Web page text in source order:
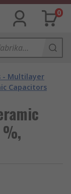
0
- Multilayer
Capacitors
%,